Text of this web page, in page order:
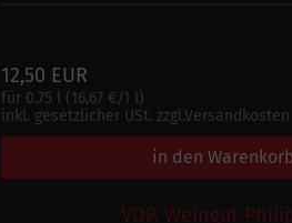
12,50 EUR
für 0.75 l (16,67 €/1 l)
inkl. gesetzlicher USt. zzgl.Versandkosten
in den
VDP. Weingut